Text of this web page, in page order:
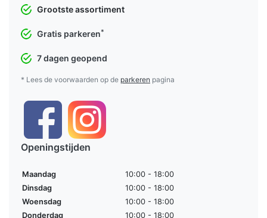
Grootste assortiment
Gratis parkeren*
7 dagen geopend
* Lees de voorwaarden op de parkeren pagina
Openingstijden
Maandag
10:00 - 18:00
Dinsdag
10:00 - 18:00
Woensdag
10:00 - 18:00
Donderdag
10:00 - 18:00